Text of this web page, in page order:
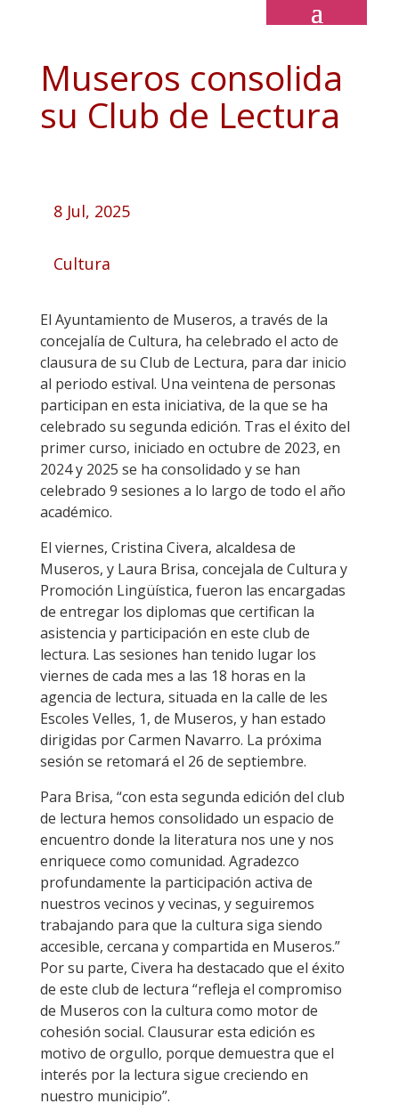
Museros consolida
su Club de Lectura
8 Jul, 2025
Cultura
El Ayuntamiento de Museros, a través de la
concejalía de Cultura, ha celebrado el acto de
clausura de su Club de Lectura, para dar inicio
al periodo estival. Una veintena de personas
participan en esta iniciativa, de la que se ha
celebrado su segunda edición. Tras el éxito del
primer curso, iniciado en octubre de 2023, en
2024 y 2025 se ha consolidado y se han
celebrado 9 sesiones a lo largo de todo el año
académico.
El viernes, Cristina Civera, alcaldesa de
Museros, y Laura Brisa, concejala de Cultura y
Promoción Lingüística, fueron las encargadas
de entregar los diplomas que certifican la
asistencia y participación en este club de
lectura. Las sesiones han tenido lugar los
viernes de cada mes a las 18 horas en la
agencia de lectura, situada en la calle de les
Escoles Velles, 1, de Museros, y han estado
dirigidas por Carmen Navarro. La próxima
sesión se retomará el 26 de septiembre.
Para Brisa, “con esta segunda edición del club
de lectura hemos consolidado un espacio de
encuentro donde la literatura nos une y nos
enriquece como comunidad. Agradezco
profundamente la participación activa de
nuestros vecinos y vecinas, y seguiremos
trabajando para que la cultura siga siendo
accesible, cercana y compartida en Museros.”
Por su parte, Civera ha destacado que el éxito
de este club de lectura “refleja el compromiso
de Museros con la cultura como motor de
cohesión social. Clausurar esta edición es
motivo de orgullo, porque demuestra que el
interés por la lectura sigue creciendo en
nuestro municipio”.